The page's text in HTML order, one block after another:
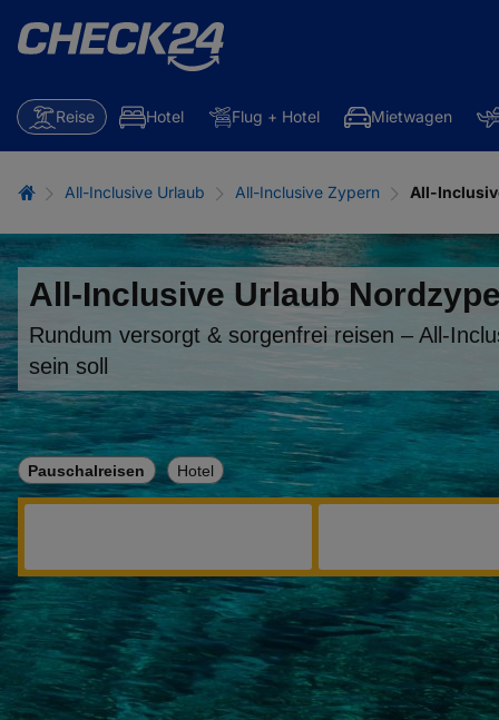
Reise Hotel Flug + Hotel Mietwagen
All-Inclusive Urlaub All-Inclusive Zypern All-
All-Inclusive Urlaub
Rundum versorgt & sorgenfrei reisen – All-
sein soll
Pauschalreisen Hotel